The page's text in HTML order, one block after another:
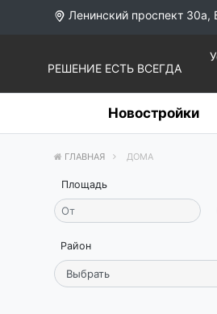
Ленинский проспект
РЕШЕНИЕ ЕСТЬ ВСЕГДА
Новостройки
ГЛАВНАЯ ДОМА
Площадь
Район